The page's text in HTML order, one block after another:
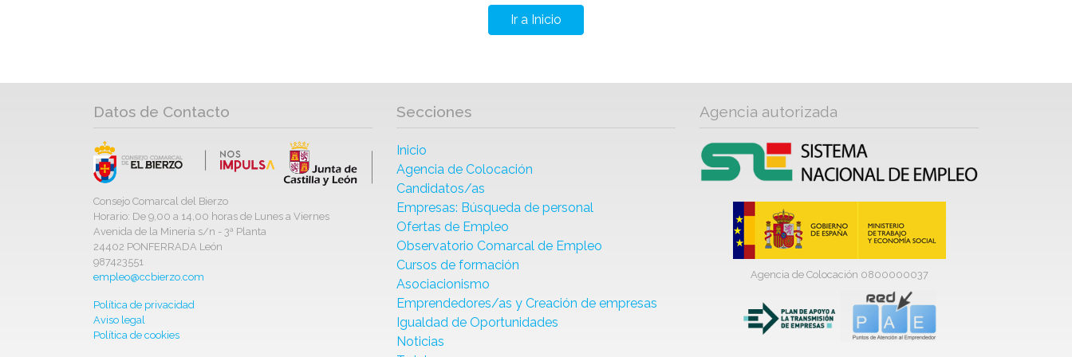
Ir a Inicio
Datos de Contacto
Consejo Comarcal del Bierzo
Horario: De 9,00 a 14,00 horas de Lunes a Viernes
Avenida de la Minería s/n - 3ª Planta
24402 PONFERRADA León
987423551
empleo@ccbierzo.com
Política de privacidad
Aviso legal
Política de cookies
Secciones
Inicio
Agencia de Colocación
Candidatos/as
Empresas: Búsqueda de personal
Ofertas de Empleo
Observatorio Comarcal de Empleo
Cursos de formación
Asociacionismo
Emprendedores/as y Creación de empresas
Igualdad de Oportunidades
Noticias
Agencia autorizada
Agencia de Colocación 0800000037